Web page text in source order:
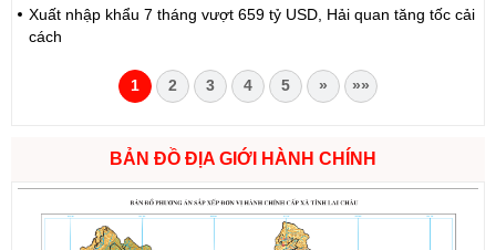
Xuất nhập khẩu 7 tháng vượt 659 tỷ USD, Hải quan tăng tốc cải
cách
1 2 3 4 5 » »»
BẢN ĐỒ ĐỊA GIỚI HÀNH CHÍNH